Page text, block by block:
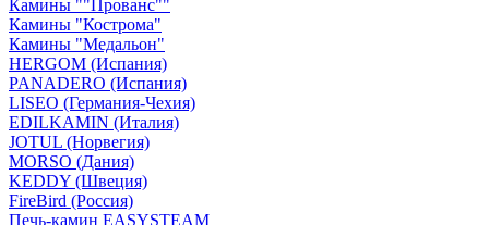
Камины ""Прованс""
Камины "Кострома"
Камины "Медальон"
HERGOM (Испания)
PANADERO (Испания)
LISEO (Германия-Чехия)
EDILKAMIN (Италия)
JOTUL (Норвегия)
MORSO (Дания)
KEDDY (Швеция)
FireBird (Россия)
Печь-камин EASYSTEAM